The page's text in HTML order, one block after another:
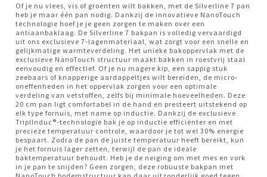
Of je nu vlees, vis of groenten wilt bakken, met de Silverline 7 pan
heb je maar één pan nodig. Dankzij de innovatieve NanoTouch
technologie hoef je je geen zorgen te maken over een
antiaanbaklaag. De Silverline 7 bakpan is volledig vervaardigd
uit ons exclusieve 7-lagenmateriaal, wat zorgt voor een snelle en
gelijkmatige warmteverdeling. Het unieke bakoppervlak met de
exclusieve NanoTouch structuur maakt bakken in roestvrij staal
eenvoudig en effectief. Of je nu magere kip, een sappig stuk
zeebaars of knapperige aardappeltjes wilt bereiden, de micro-
oneffenheden in het oppervlak zorgen voor een optimale
verdeling van vetstoffen, zelfs bij minimale hoeveelheden. Deze
20 cm pan ligt comfortabel in de hand en presteert uitstekend op
elk type fornuis, met name op inductie. Dankzij de exclusieve
TriplInduc®-technologie bak je op inductie efficiënter en met
precieze temperatuur controle, waardoor je tot wel 30% energie
bespaart. Zodra de pan de juiste temperatuur heeft bereikt, kun
je het fornuis lager zetten, terwijl de pan de ideale
baktemperatuur behoudt. Heb je de neiging om met mes en vork
in je pan te snijden? Geen zorgen, deze robuuste bakpan met